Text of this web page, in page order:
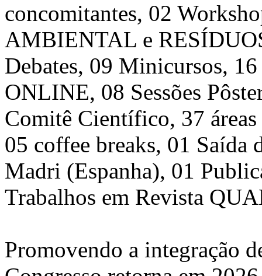
concomitantes, 02
AMBIENTAL e
Debates, 09 Minicursos, 16
ONLINE, 08 Sessões
Comitê Científico, 37
05 coffee breaks, 01 Saída
Madri (Espanha), 01
Trabalhos em Revista
Promovendo a integração